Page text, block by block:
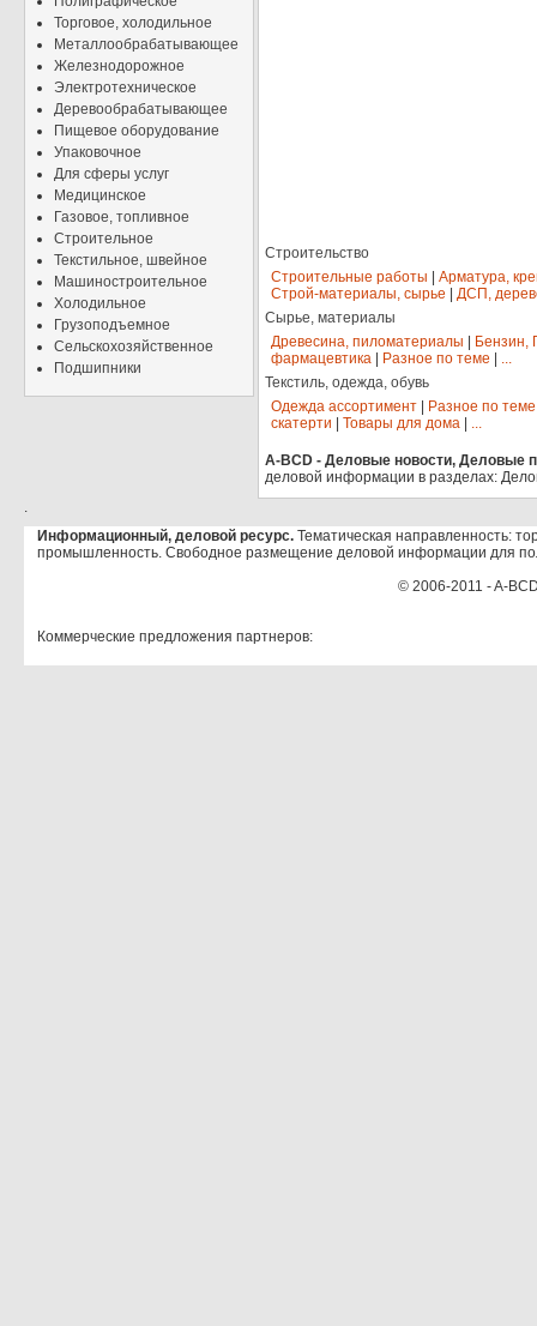
Торговое, холодильное
Металлообрабатывающее
Железнодорожное
Электротехническое
Деревообрабатывающее
Пищевое оборудование
Упаковочное
Для сферы услуг
Медицинское
Газовое, топливное
Строительное
Текстильное, швейное
Машиностроительное
Холодильное
Грузоподъемное
Сельскохозяйственное
Подшипники
Строительство
Строительные работы
Арматура,
Строй-материалы, сырье
ДСП,
Сырье, материалы
Древесина, пиломатериалы
Бензин,
фармацевтика
Разное по теме
...
Текстиль, одежда, обувь
Одежда ассортимент
Разное по теме
скатерти
Товары для дома ...
A-BCD - Деловые новости, Деловые
деловой информации в разделах:
.
Информационный, деловой ресурс. Тематическая направленность:
промышленность. Свободное размещение деловой информации для
© 2006-2011 - A-
Коммерческие предложения партнеров: